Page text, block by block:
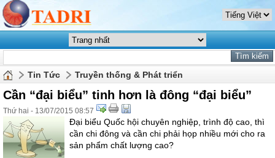
Tin Tức Truyền thống & Phát triển
Cần “đại biểu” tinh hơn là đông “đại biểu”
Thứ hai - 13/07/2015 08:57
Đại biểu Quốc hội chuyên nghiệp, trình độ cao, thì
cần chi đông và cần chi phải họp nhiều mới cho ra
sản phẩm chất lượng cao?